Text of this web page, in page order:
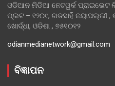
ଓଡିଆନ ମିଡିଆ ନେଟୱର୍କ ପ୍ରାଇଭେଟ
ପ୍ଲଟ – ୧୨୦୯, ଗଡସାହି ନୟାପଲ୍ଲୀ
ଖୋର୍ଦ୍ଧା, ଓଡିଶା , ୭୫୧୦୧୨
odianmedianetwork@gmail.com
ବିଜ୍ଞାପନ